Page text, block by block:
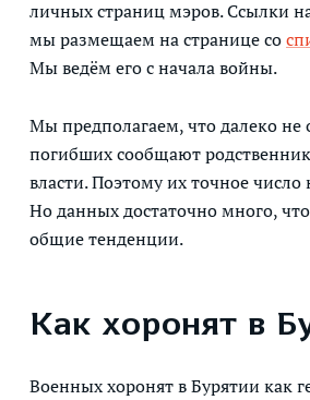
личных страниц мэров. Ссылки
мы размещаем на странице со
Мы ведём его с начала войны.
Мы предполагаем, что далеко не
погибших сообщают
власти. Поэтому их точное число
Но данных достаточно много,
общие тенденции.
Как хоронят в
Военных хоронят в Бурятии как